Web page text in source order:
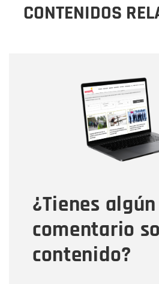
CONTENIDOS
¿Tienes algún
comentario
contenido?
Correo electrónico
Tipo de comentario
Mensaje